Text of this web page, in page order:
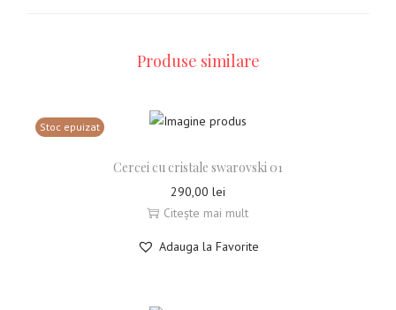
Produse similare
Stoc epuizat
Cercei cu cristale swarovski 01
290,00 lei
Citește mai mult
Adauga la Favorite